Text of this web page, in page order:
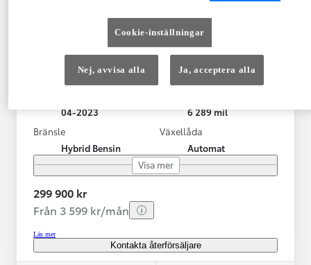
Toyota Yaris Cross
Toyota Yaris Cross 1,5 Hybrid Adventure Drag V-Hjul
KRYLBO
04-2023
6 289 mil
Bränsle
Hybrid Bensin
Växellåda
Automat
Visa mer
299 900 kr
Från 3 599 kr/mån
Läs mer
Kontakta återförsäljare
Cookie-inställningar
Nej, avvisa alla Ja, acceptera alla